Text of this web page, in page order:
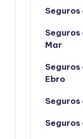
Seguros
Seguros
Mar
Seguros
Ebro
Seguros
Seguros